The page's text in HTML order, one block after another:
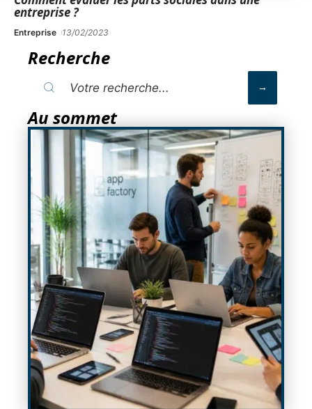
entreprise ?
Entreprise 13/02/2023
Recherche
Au sommet